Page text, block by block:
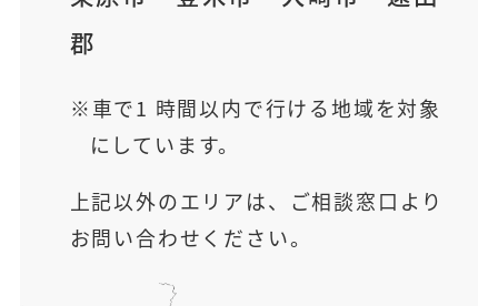
郡
車で1 時間以内で行ける地域を対象
にしています。
上記以外のエリアは、ご相談窓口より
お問い合わせください。